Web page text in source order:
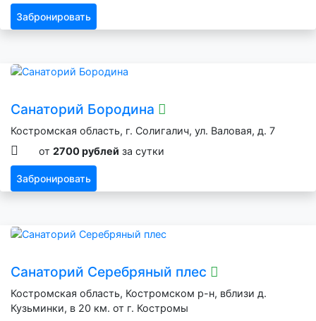
Забронировать
Санаторий Бородина
Костромская область, г. Солигалич, ул. Валовая, д. 7
от 2700 рублей за сутки
Забронировать
Санаторий Серебряный плес
Костромская область, Костромском р-н, вблизи д.
Кузьминки, в 20 км. от г. Костромы